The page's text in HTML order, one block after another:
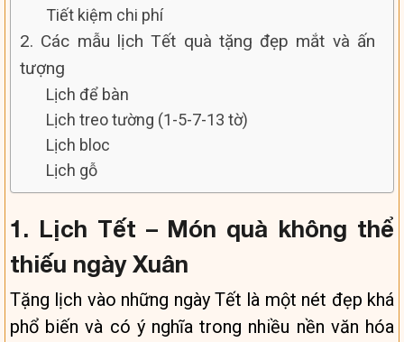
Tiết kiệm chi phí
2. Các mẫu lịch Tết quà tặng đẹp mắt và ấn
tượng
Lịch để bàn
Lịch treo tường (1-5-7-13 tờ)
Lịch bloc
Lịch gỗ
1. Lịch Tết – Món quà không thể
thiếu ngày Xuân
Tặng lịch vào những ngày Tết là một nét đẹp khá
phổ biến và có ý nghĩa trong nhiều nền văn hóa